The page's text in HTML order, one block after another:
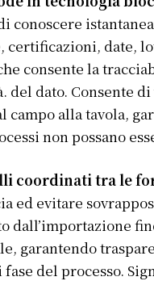
conoscere
date,
consente la
del dato. Consente
campo alla tavola,
non possano
coordinati tra le
ed evitare
dall’importazione
garantendo
del processo.